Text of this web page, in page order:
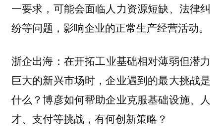
一要求，可能会面临人力资源短缺、法律纠
纷等问题，影响企业的正常生产经营活动。
浙企出海： 在开拓工业基础相对薄弱但潜力
巨大的新兴市场时，企业遇到的最大挑战是
什么？博彦如何帮助企业克服基础设施、人
才、支付等挑战，有何创新策略？